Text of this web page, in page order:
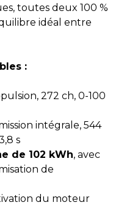
toutes deux 100 %
idéal entre
:
272 ch, 0-100
intégrale, 544
s
de 102 kWh, avec
de
du moteur